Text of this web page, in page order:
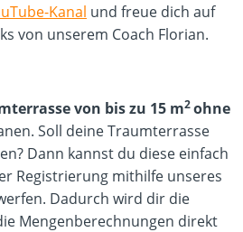
Kanal und freue dich auf
von unserem Coach Florian.
von bis zu 15 m2ohne
Soll deine Traumterrasse
Dann kannst du diese einfach
Registrierung mithilfe unseres
Dadurch wird dir die
Mengenberechnungen direkt